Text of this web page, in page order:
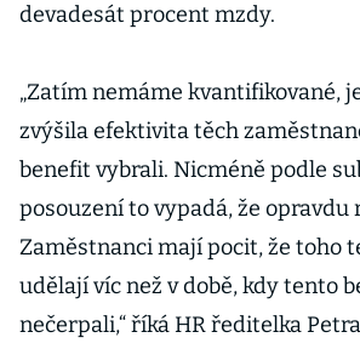
devadesát procent mzdy.
„Zatím nemáme kvantifikované,
zvýšila efektivita těch
benefit vybrali. Nicméně podle
posouzení to vypadá, že opravdu
Zaměstnanci mají pocit, že toho
udělají víc než v době, kdy tento
nečerpali,“ říká HR ředitelka